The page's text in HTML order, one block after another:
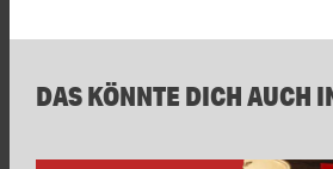
DAS KÖNNTE DICH AUCH